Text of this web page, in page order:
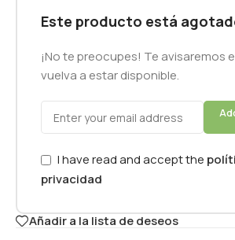
Este producto está
¡No te preocupes! Te avisaremos
vuelva a estar disponible.
I have read and accept the
privacidad
Añadir a la lista de deseos